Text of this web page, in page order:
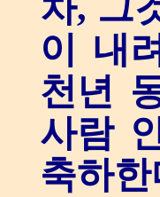
이 내
천년
사람
축하